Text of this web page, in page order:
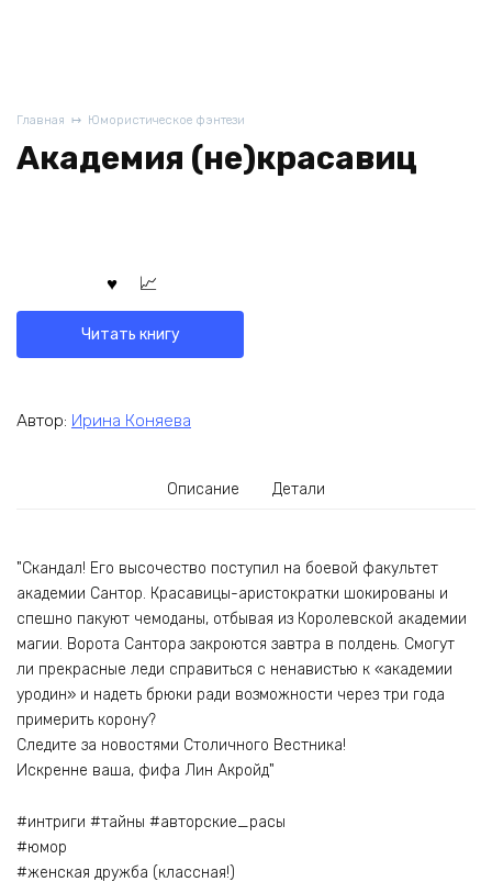
Главная Юмористическое фэнтези
Академия (не)красавиц
Читать книгу
Автор: Ирина Коняева
Описание Детали
"Скандал! Его высочество поступил на боевой факультет
академии Сантор. Красавицы-аристократки шокированы и
спешно пакуют чемоданы, отбывая из Королевской академии
магии. Ворота Сантора закроются завтра в полдень. Смогут
ли прекрасные леди справиться с ненавистью к «академии
уродин» и надеть брюки ради возможности через три года
примерить корону?
Следите за новостями Столичного Вестника!
Искренне ваша, фифа Лин Акройд"
#интриги #тайны #авторские_расы
#юмор
#женская дружба (классная!)